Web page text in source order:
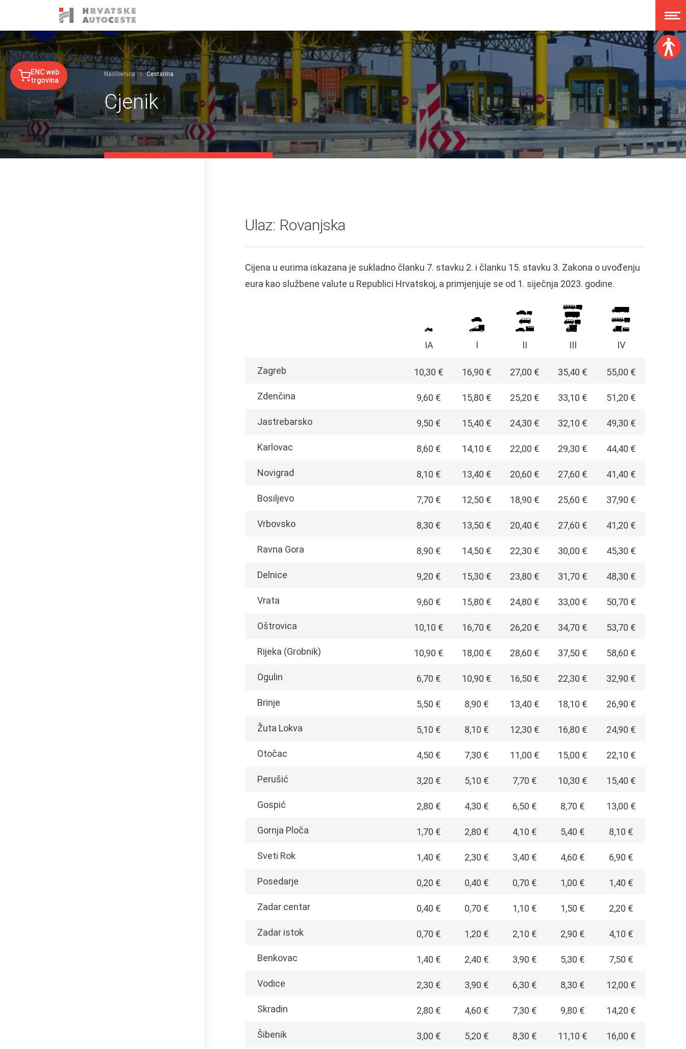
Veličina fonta:
A A A A
Disleksija:
Kontrast:
ENC web
trgovina
Naslovnica Cestarina
Cjenik
Ulaz: Rovanjska
Cijena u eurima iskazana je sukladno članku 7. stavku 2. i članku 15. stavku 3. Zakona o uvođenju
eura kao službene valute u Republici Hrvatskoj, a primjenjuje se od 1. siječnja 2023. godine.
IA I II III IV
Zagreb 10,30 € 16,90 € 27,00 € 35,40 € 55,00 €
Zdenčina 9,60 € 15,80 € 25,20 € 33,10 € 51,20 €
Jastrebarsko 9,50 € 15,40 € 24,30 € 32,10 € 49,30 €
Karlovac 8,60 € 14,10 € 22,00 € 29,30 € 44,40 €
Novigrad 8,10 € 13,40 € 20,60 € 27,60 € 41,40 €
Bosiljevo 7,70 € 12,50 € 18,90 € 25,60 € 37,90 €
Vrbovsko 8,30 € 13,50 € 20,40 € 27,60 € 41,20 €
Ravna Gora 8,90 € 14,50 € 22,30 € 30,00 € 45,30 €
Delnice 9,20 € 15,30 € 23,80 € 31,70 € 48,30 €
Vrata 9,60 € 15,80 € 24,80 € 33,00 € 50,70 €
Oštrovica 10,10 € 16,70 € 26,20 € 34,70 € 53,70 €
Rijeka (Grobnik) 10,90 € 18,00 € 28,60 € 37,50 € 58,60 €
Ogulin 6,70 € 10,90 € 16,50 € 22,30 € 32,90 €
Brinje 5,50 € 8,90 € 13,40 € 18,10 € 26,90 €
Žuta Lokva 5,10 € 8,10 € 12,30 € 16,80 € 24,90 €
Otočac 4,50 € 7,30 € 11,00 € 15,00 € 22,10 €
Perušić 3,20 € 5,10 € 7,70 € 10,30 € 15,40 €
Gospić 2,80 € 4,30 € 6,50 € 8,70 € 13,00 €
Gornja Ploča 1,70 € 2,80 € 4,10 € 5,40 € 8,10 €
Sveti Rok 1,40 € 2,30 € 3,40 € 4,60 € 6,90 €
Posedarje 0,20 € 0,40 € 0,70 € 1,00 € 1,40 €
Zadar centar 0,40 € 0,70 € 1,10 € 1,50 € 2,20 €
Zadar istok 0,70 € 1,20 € 2,10 € 2,90 € 4,10 €
Benkovac 1,40 € 2,40 € 3,90 € 5,30 € 7,50 €
Vodice 2,30 € 3,90 € 6,30 € 8,30 € 12,00 €
Skradin 2,80 € 4,60 € 7,30 € 9,80 € 14,20 €
Šibenik 3,00 € 5,20 € 8,30 € 11,10 € 16,00 €